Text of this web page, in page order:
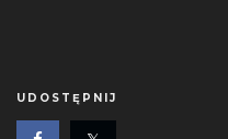
UDOSTĘPNIJ